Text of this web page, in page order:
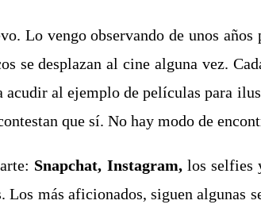
Lo vengo observando de unos
se desplazan al cine alguna vez.
al ejemplo de películas para
que sí. No hay modo de
Snapchat, Instagram, los selfies
Los más aficionados, siguen